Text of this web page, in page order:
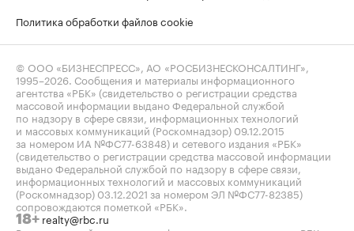
Политика обработки файлов cookie
© ООО «БИЗНЕСПРЕСС», АО «РОСБИЗНЕСКОНСАЛТИНГ»,
1995–2026 . Сообщения и материалы информационного
агентства «РБК» (свидетельство о регистрации средства
массовой информации выдано Федеральной службой
по надзору в сфере связи, информационных технологий
и массовых коммуникаций (Роскомнадзор) 09.12.2015
за номером ИА №ФС77-63848) и сетевого издания «РБК»
(свидетельство о регистрации средства массовой информации
выдано Федеральной службой по надзору в сфере связи,
информационных технологий и массовых коммуникаций
(Роскомнадзор) 03.12.2021 за номером ЭЛ №ФС77-82385)
сопровождаются пометкой «РБК».
18+ realty@rbc.ru